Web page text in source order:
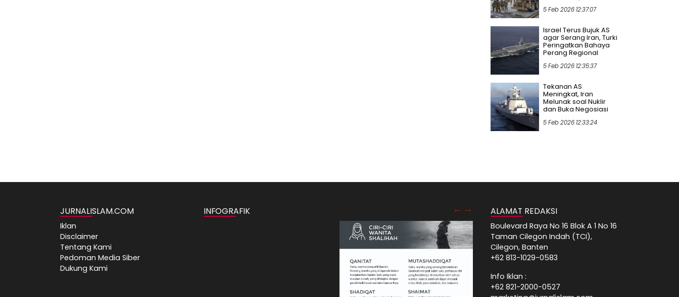
5 Feb 2026 12:37:07
Israel Terus Bujuk AS
agar Serang Iran, Turki
Peringatkan Bahaya
Perang Regional
5 Feb 2026 12:35:37
Tekanan AS
Meningkat, Iran
Melunak soal Nuklir
dan Buka Negosiasi
5 Feb 2026 12:33:24
JURNALISLAM.COM
Iklan
Disclaimer
Tentang Kami
Pedoman Media Siber
Dukung Kami
INFOGRAFIK ALAMAT REDAKSI
Boulevard Raya No 16 Blok A 1 No 16
Taman Cilegon Indah (TCI),
Cilegon, Banten
+62 813-1029-0583
Info Iklan :
+62 821-2000-0527